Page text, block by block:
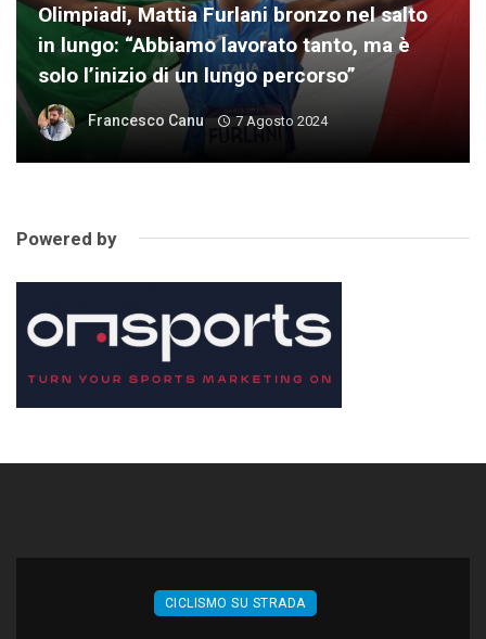
Olimpiadi, Mattia Furlani bronzo nel salto
in lungo: “Abbiamo lavorato tanto, ma è
solo l’inizio di un lungo percorso”
Francesco Canu 7 Agosto 2024
Powered by
CICLISMO SU STRADA